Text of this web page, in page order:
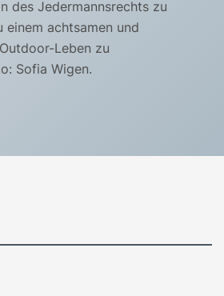
des Jedermannsrechts zu
einem achtsamen und
Leben zu
Sofia Wigen.